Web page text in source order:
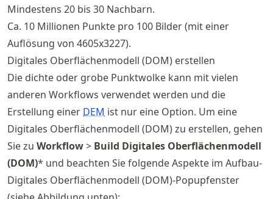
Mindestens 20 bis 30 Nachbarn.
Ca. 10 Millionen Punkte pro 100 Bilder (mit einer
Auflösung von 4605x3227).
Digitales Oberflächenmodell (DOM) erstellen
Die dichte oder grobe Punktwolke kann mit vielen
anderen Workflows verwendet werden und die
Erstellung einer DEM ist nur eine Option. Um eine
Digitales Oberflächenmodell (DOM) zu erstellen, gehen
Sie zu Workflow> Build Digitales Oberflächenmodell
(DOM)* und beachten Sie folgende Aspekte im Aufbau-
Digitales Oberflächenmodell (DOM)-Popupfenster